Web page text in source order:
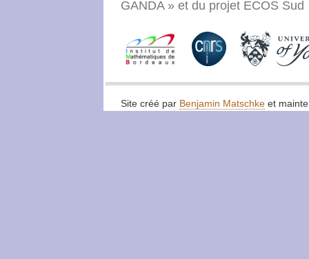
GANDA » et du projet ECOS Sud
Site créé par Benjamin Matschke et